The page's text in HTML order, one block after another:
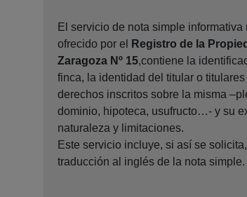
El servicio de nota simple informativa
ofrecido por el
Registro de la
Zaragoza Nº 15,contiene la
finca, la identidad del titular o
derechos inscritos sobre la misma
dominio, hipoteca, usufructo…- y su
naturaleza y limitaciones.
Este servicio incluye, si así se
traducción al inglés de la nota simple.